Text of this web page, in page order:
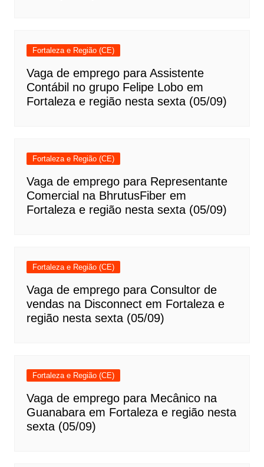
Fortaleza e Região (CE)
Vaga de emprego para Assistente
Contábil no grupo Felipe Lobo em
Fortaleza e região nesta sexta (05/09)
Fortaleza e Região (CE)
Vaga de emprego para Representante
Comercial na BhrutusFiber em
Fortaleza e região nesta sexta (05/09)
Fortaleza e Região (CE)
Vaga de emprego para Consultor de
vendas na Disconnect em Fortaleza e
região nesta sexta (05/09)
Fortaleza e Região (CE)
Vaga de emprego para Mecânico na
Guanabara em Fortaleza e região nesta
sexta (05/09)